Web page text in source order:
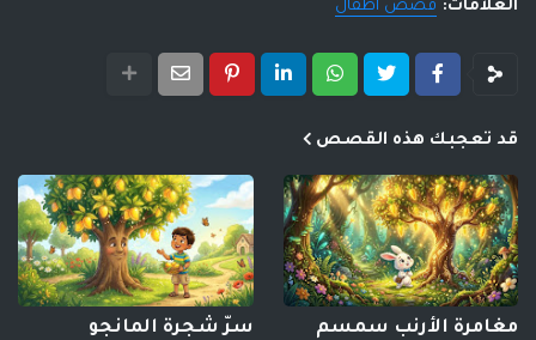
العلامات: قصص اطفال
قد تعجبك هذه القصص
مغامرة الأرنب سمسم
سرّ شجرة المانجو